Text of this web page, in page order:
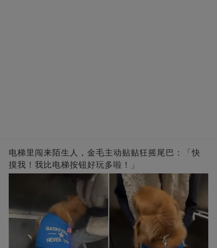
电梯里闯来陌生人，金毛主动贴贴狂摇尾巴：「快
摸我！我比电梯按钮好玩多啦！」